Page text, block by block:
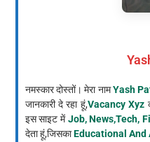
नमस्कार दोस्तों। मेरा नामYash
जानकारी दे रहा हूं,Vacancy Xyz
इस साइट मेंJob, News,Tech,
देता हूं,जिसकाEducational And